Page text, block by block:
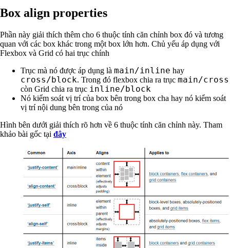
Box align properties
Phần này giải thích thêm cho 6 thuộc tính căn chỉnh box đó và tương
quan với các box khác trong một box lớn hơn. Chủ yếu áp dụng với
Flexbox và Grid có hai trục chính
Trục mà nó được áp dụng là main/inline hay
cross/block. Trong đó flexbox chia ra trục main/cross
còn Grid chia ra trục inline/block
Nó kiểm soát vị trí của box bên trong box cha hay nó kiểm soát
vị trí nội dung bên trong của nó
Hình bên dưới giải thích rõ hơn về 6 thuộc tính căn chỉnh này. Tham
khảo bài gốc tại đây